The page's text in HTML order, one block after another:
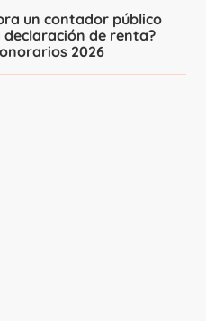
un contador público
declaración de renta?
2026